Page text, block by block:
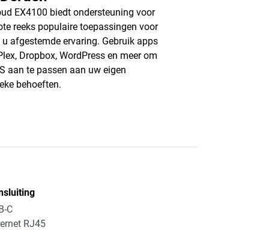
EX4100 biedt ondersteuning voor
reeks populaire toepassingen voor
u afgestemde ervaring. Gebruik apps
Dropbox, WordPress en meer om
aan te passen aan uw eigen
behoeften.
C
RJ45